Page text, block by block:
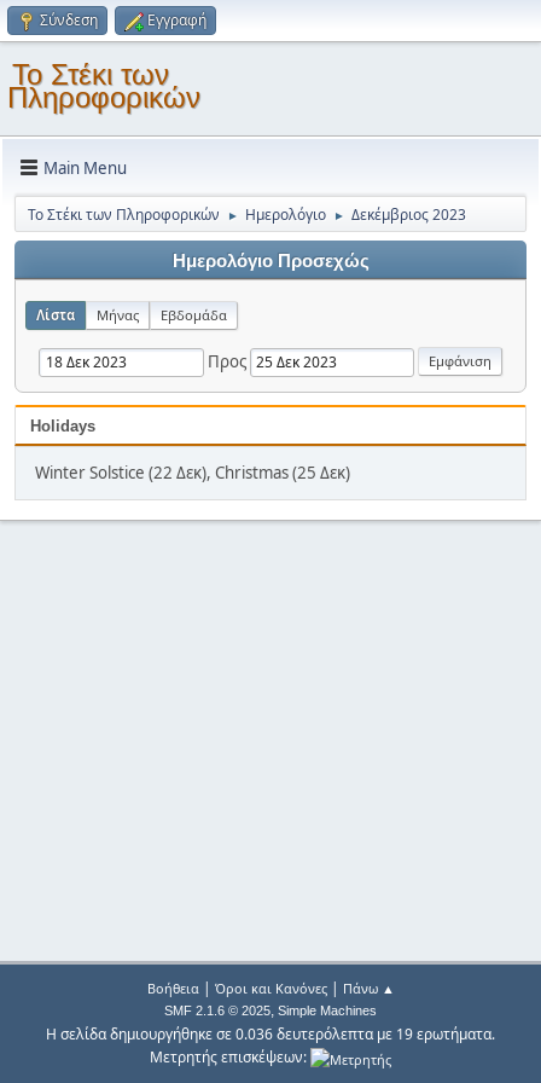
Σύνδεση Εγγραφή
Το Στέκι των
Πληροφορικών
Main Menu
Το Στέκι των Πληροφορικών ► Ημερολόγιο ► Δεκέμβριος 2023
Ημερολόγιο Προσεχώς
Λίστα Μήνας Εβδομάδα
Προς
Holidays
Winter Solstice (22 Δεκ), Christmas (25 Δεκ)
Βοήθεια| Όροι και Κανόνες| Πάνω ▲
SMF 2.1.6 © 2025, Simple Machines
Η σελίδα δημιουργήθηκε σε 0.036 δευτερόλεπτα με 19 ερωτήματα.
Μετρητής επισκέψεων: